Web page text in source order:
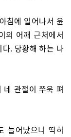
침에 일어나서 윤
의 어깨 근처에서
. 당황해 하는 나
관절이 쭈욱 펴
늘어났으니 딱히